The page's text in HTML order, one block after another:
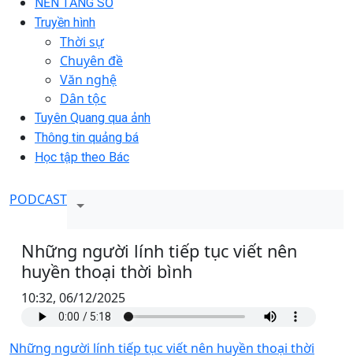
Truyền hình
Thời sự
Chuyên đề
Văn nghệ
Dân tộc
Tuyên Quang qua ảnh
Thông tin quảng bá
Học tập theo Bác
PODCAST
Những người lính tiếp tục viết nên
huyền thoại thời bình
10:32, 06/12/2025
Những người lính tiếp tục viết nên huyền thoại thời